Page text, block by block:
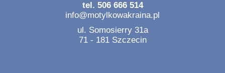
tel. 506 666 514
info@motylkowakraina.pl
ul. Somosierry 31a
71 - 181 Szczecin